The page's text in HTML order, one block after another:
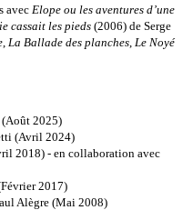
avec Elope ou les aventures d’une
cassait les pieds (2006) de Serge
La Ballade des planches Le Noyé
(Août 2025)
(Avril 2024)
2018) - en collaboration avec
2017)
Alègre (Mai 2008)